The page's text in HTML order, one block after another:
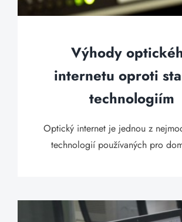
Výhody
internetu oproti
technologiím
Optický internet je jednou z
technologií používaných pro